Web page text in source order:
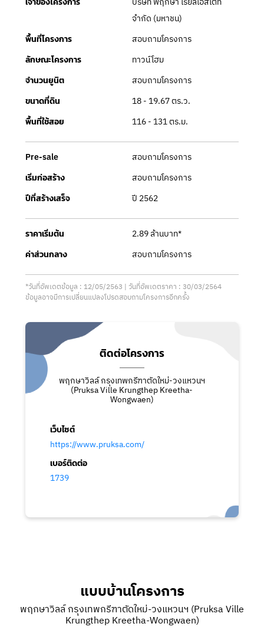
จำกัด (มหาชน)
พื้นที่โครงการ สอบถามโครงการ
ลักษณะโครงการ ทาวน์โฮม
จำนวนยูนิต สอบถามโครงการ
ขนาดที่ดิน 18 - 19.67 ตร.ว.
พื้นที่ใช้สอย 116 - 131 ตร.ม.
Pre-sale สอบถามโครงการ
เริ่มก่อสร้าง สอบถามโครงการ
ปีที่สร้างเสร็จ ปี 2562
ราคาเริ่มต้น 2.89 ล้านบาท*
ค่าส่วนกลาง สอบถามโครงการ
*วันที่อัพเดตข้อมูล : 12/05/2563 | วันที่อัพเดตราคา : 30/03/2564
ข้อมูลอาจมีการเปลี่ยนแปลงโปรดสอบถามโครงการอีกครั้ง
ติดต่อโครงการ
พฤกษาวิลล์ กรุงเทพกรีฑาตัดใหม่-วงแหวนฯ
(Pruksa Ville Krungthep Kreetha-
Wongwaen)
เว็บไซต์
https://www.pruksa.com/
เบอร์ติดต่อ
1739
แบบบ้านโครงการ
พฤกษาวิลล์ กรุงเทพกรีฑาตัดใหม่-วงแหวนฯ (Pruksa Ville
Krungthep Kreetha-Wongwaen)